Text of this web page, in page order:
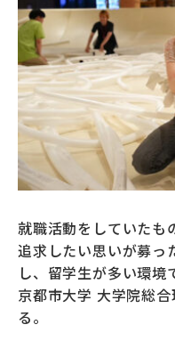
就職活動をしていたも
追求したい思いが募っ
し、留学生が多い環
京都市大学 大学院総
る。